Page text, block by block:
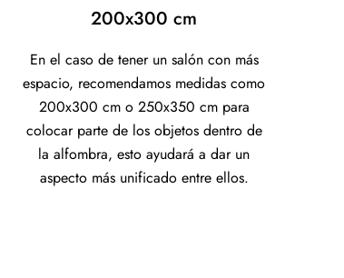
200x300 cm
En el caso de tener un salón con más
espacio, recomendamos medidas como
200x300 cm o 250x350 cm para
colocar parte de los objetos dentro de
la alfombra, esto ayudará a dar un
aspecto más unificado entre ellos.